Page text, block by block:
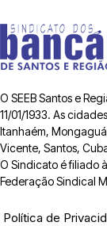
O SEEB Santos e
11/01/1933. As
Itanhaém,
Vicente, Santos,
O Sindicato é filiado
Federação Sindical
Política de